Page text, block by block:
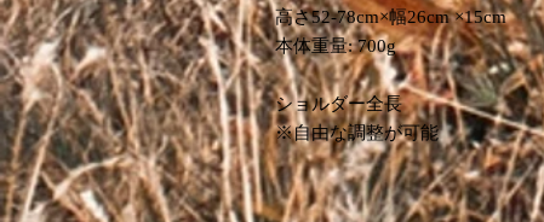
高さ52-78cm×幅26cm ×15cm
本体重量: 700g
ショルダー全長
※自由な調整が可能